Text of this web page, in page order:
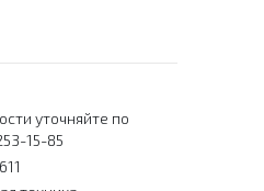
уточняйте по
15-85